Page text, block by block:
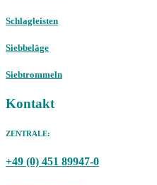
Schlagleisten
Siebbeläge
Siebtrommeln
Kontakt
ZENTRALE:
+49 (0) 451 89947-0